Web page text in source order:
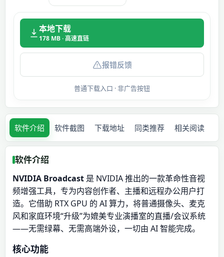
本地下载
178 MB · 高速直链
报错反馈
普通下载入口 · 非广告按钮
软件介绍 软件截图 下载地址 同类推荐 相关阅读
软件介绍
NVIDIA Broadcast 是 NVIDIA 推出的一款革命性音视
频增强工具，专为内容创作者、主播和远程办公用户打
造。它借助 RTX GPU 的 AI 算力，将普通摄像头、麦克
风和家庭环境“升级”为媲美专业演播室的直播/会议系统
——无需绿幕、无需高端外设，一切由 AI 智能完成。
核心功能